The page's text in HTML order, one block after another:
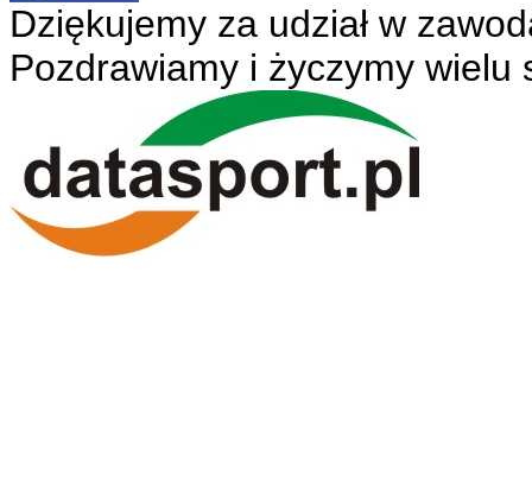
Dziękujemy za udział w
Pozdrawiamy i życzymy wielu